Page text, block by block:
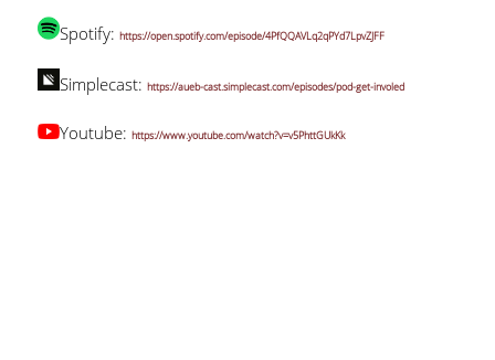
Spotify: https://open.spotify.com/episode/4PfQQAVLq2qPYd7LpvZJFF
Simplecast: https://aueb-cast.simplecast.com/episodes/pod-get-involed
Youtube: https://www.youtube.com/watch?v=v5PhttGUkKk